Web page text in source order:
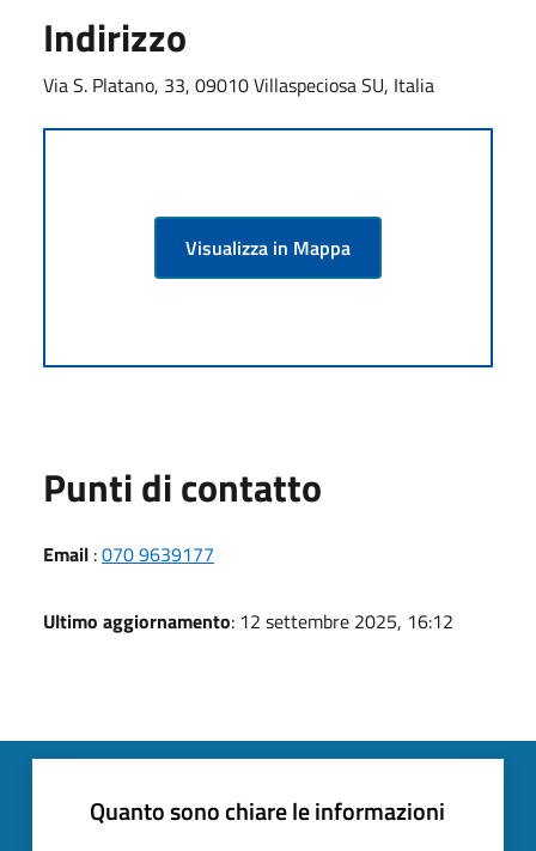
Indirizzo
Via S. Platano, 33, 09010 Villaspeciosa SU, Italia
Visualizza in Mappa
Punti di contatto
Email :070 9639177
Ultimo aggiornamento: 12 settembre 2025, 16:12
Quanto sono chiare le informazioni